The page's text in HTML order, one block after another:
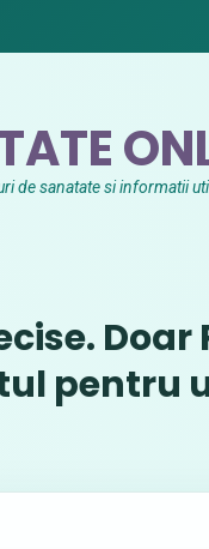
de sanatate si informatii
Doar
pentru